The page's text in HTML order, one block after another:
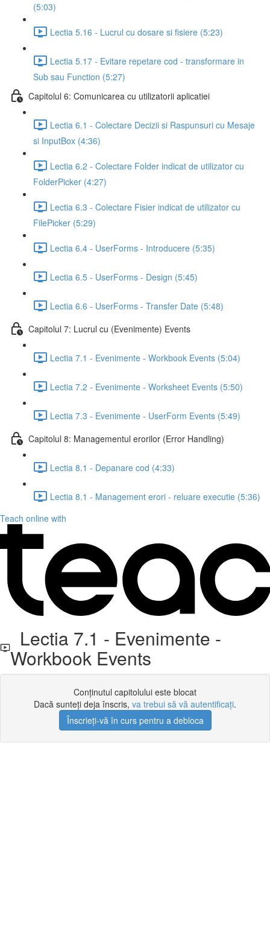
(5:03)
Lectia 5.16 - Lucrul cu dosare si fisiere (5:23)
Lectia 5.17 - Evitare repetare cod - transformare in
Sub sau Function (5:27)
Capitolul 6: Comunicarea cu utilizatorii aplicatiei
Lectia 6.1 - Colectare Decizii si Raspunsuri cu Mesaje
si InputBox (4:36)
Lectia 6.2 - Colectare Folder indicat de utilizator cu
FolderPicker (4:27)
Lectia 6.3 - Colectare Fisier indicat de utilizator cu
FilePicker (5:29)
Lectia 6.4 - UserForms - Introducere (5:35)
Lectia 6.5 - UserForms - Design (5:45)
Lectia 6.6 - UserForms - Transfer Date (5:48)
Capitolul 7: Lucrul cu (Evenimente) Events
Lectia 7.1 - Evenimente - Workbook Events (5:04)
Lectia 7.2 - Evenimente - Worksheet Events (5:50)
Lectia 7.3 - Evenimente - UserForm Events (5:49)
Capitolul 8: Managementul erorilor (Error Handling)
Lectia 8.1 - Depanare cod (4:33)
Lectia 8.1 - Management erori - reluare executie (5:36)
Teach online with
Lectia 7.1 - Evenimente -
Workbook Events
Conținutul capitolului este blocat
Dacă sunteți deja înscris, va trebui să vă autentificați.
Înscrieți-vă în curs pentru a debloca